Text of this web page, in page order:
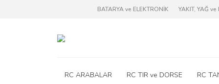
BATARYA ve ELEKTRONİK YAKIT, YAĞ
RC ARABALAR RC TIR ve DORSE RC